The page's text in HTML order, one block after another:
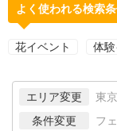
よく使われる検索
花イベント 体験
エリア変更 東
条件変更 フ